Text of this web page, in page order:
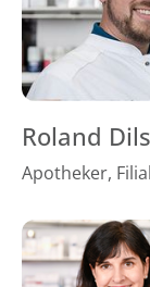
Roland
Apotheker,